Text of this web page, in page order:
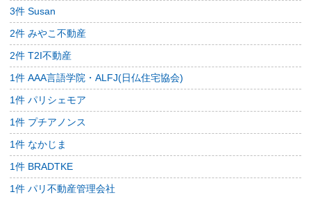
3件 Susan
2件 みやこ不動産
2件 T2I不動産
1件 AAA言語学院・ALFJ(日仏住宅協会)
1件 パリシェモア
1件 プチアノンス
1件 なかじま
1件 BRADTKE
1件 パリ不動産管理会社